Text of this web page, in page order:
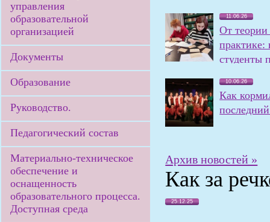
управления
образовательной
организацией
Документы
Образование
Руководство.
Педагогический состав
Материально-техническое
обеспечение и
оснащенность
образовательного процесса.
Доступная среда
11.06.26
От теории
студенты
10.06.26
Как
Архив новостей »
Как за
25.12.25